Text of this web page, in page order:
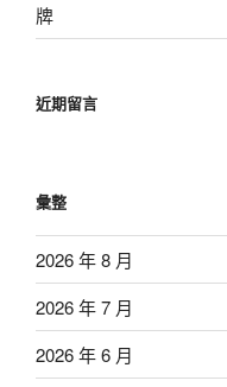
牌
近期留言
彙整
2026 年 8 月
2026 年 7 月
2026 年 6 月